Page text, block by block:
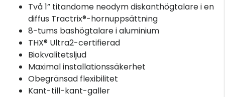
Två 1” titandome neodym diskanthögtalare i en
diffus Tractrix®-hornuppsättning
8-tums bashögtalare i aluminium
THX® Ultra2-certifierad
Biokvalitetsljud
Maximal installationssäkerhet
Obegränsad flexibilitet
Kant-till-kant-galler